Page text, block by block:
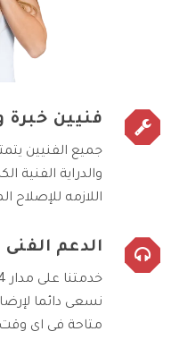
فنيين خبرة
جميع الفنيين
والدراية الفنية
اللازمه
الدعم الفنى
نسعى دائما
متاحة فى اى